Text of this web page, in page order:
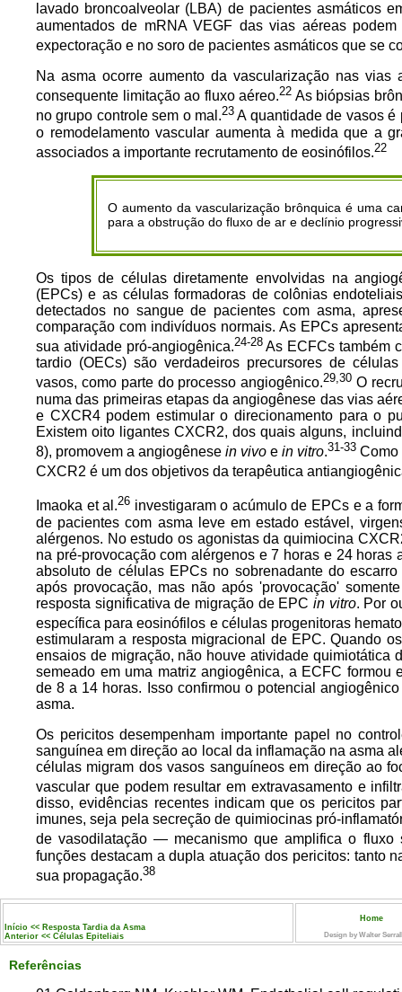
lavado broncoalveolar (LBA) de pacientes asmáticos
aumentados de mRNA VEGF das vias aéreas
expectoração e no soro de pacientes asmáticos que se
Na asma ocorre aumento da vascularização nas
consequente limitação ao fluxo aéreo.22 As biópsias
no grupo controle sem o mal.23 A quantidade de vasos
o remodelamento vascular aumenta à medida que a
associados a importante recrutamento de eosinófilos.22
O aumento da vascularização brônquica é uma
para a obstrução do fluxo de ar e declínio
Os tipos de células diretamente envolvidas na
(EPCs) e as células formadoras de colônias
detectados no sangue de pacientes com asma,
comparação com indivíduos normais. As EPCs
sua atividade pró-angiogênica.24-28As ECFCs também
tardio (OECs) são verdadeiros precursores de
vasos, como parte do processo angiogênico.29,30 O
numa das primeiras etapas da angiogênese das vias
e CXCR4 podem estimular o direcionamento para o
Existem oito ligantes CXCR2, dos quais alguns,
8), promovem a angiogênese in vivo e in vitro.31-33 Como
CXCR2 é um dos objetivos da terapêutica
Imaoka et al.26 investigaram o acúmulo de EPCs e a
de pacientes com asma leve em estado estável,
alérgenos. No estudo os agonistas da quimiocina
na pré-provocação com alérgenos e 7 horas e 24 horas
absoluto de células EPCs no sobrenadante do
após provocação, mas não após 'provocação'
resposta significativa de migração de EPC in vitro. Por
específica para eosinófilos e células progenitoras
estimularam a resposta migracional de EPC. Quando
ensaios de migração, não houve atividade quimiotática
semeado em uma matriz angiogênica, a ECFC formou
de 8 a 14 horas. Isso confirmou o potencial
asma.
Os pericitos desempenham importante papel no
sanguínea em direção ao local da inflamação na asma
células migram dos vasos sanguíneos em direção ao
vascular que podem resultar em extravasamento e
disso, evidências recentes indicam que os pericitos
imunes, seja pela secreção de quimiocinas pró-
de vasodilatação — mecanismo que amplifica o fluxo
funções destacam a dupla atuação dos pericitos: tanto
sua propagação.38
Início << Resposta Tardia da Asma
Anterior << Células Epiteliais
Home
Design by Walter
Referências